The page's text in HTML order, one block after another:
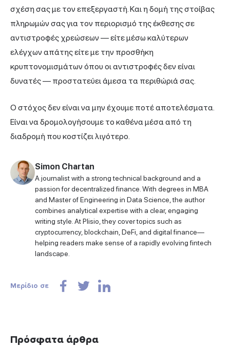
σχέση σας με τον επεξεργαστή. Και η δομή της στοίβας
πληρωμών σας για τον περιορισμό της έκθεσης σε
αντιστροφές χρεώσεων — είτε μέσω καλύτερων
ελέγχων απάτης είτε με την προσθήκη
κρυπτονομισμάτων όπου οι αντιστροφές δεν είναι
δυνατές — προστατεύει άμεσα τα περιθώριά σας.
Ο στόχος δεν είναι να μην έχουμε ποτέ αποτελέσματα.
Είναι να δρομολογήσουμε το καθένα μέσα από τη
διαδρομή που κοστίζει λιγότερο.
Simon Chartan
A journalist with a strong technical background and a
passion for decentralized finance. With degrees in MBA
and Master of Engineering in Data Science, the author
combines analytical expertise with a clear, engaging
writing style. At Plisio, they cover topics such as
cryptocurrency, blockchain, DeFi, and digital finance—
helping readers make sense of a rapidly evolving fintech
landscape.
Μερίδιο σε
Πρόσφατα άρθρα